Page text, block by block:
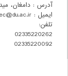
آدرس : دامغان،
ایمیل : 18imec@du.ac.ir
تلفن:
02335220262
02335220092